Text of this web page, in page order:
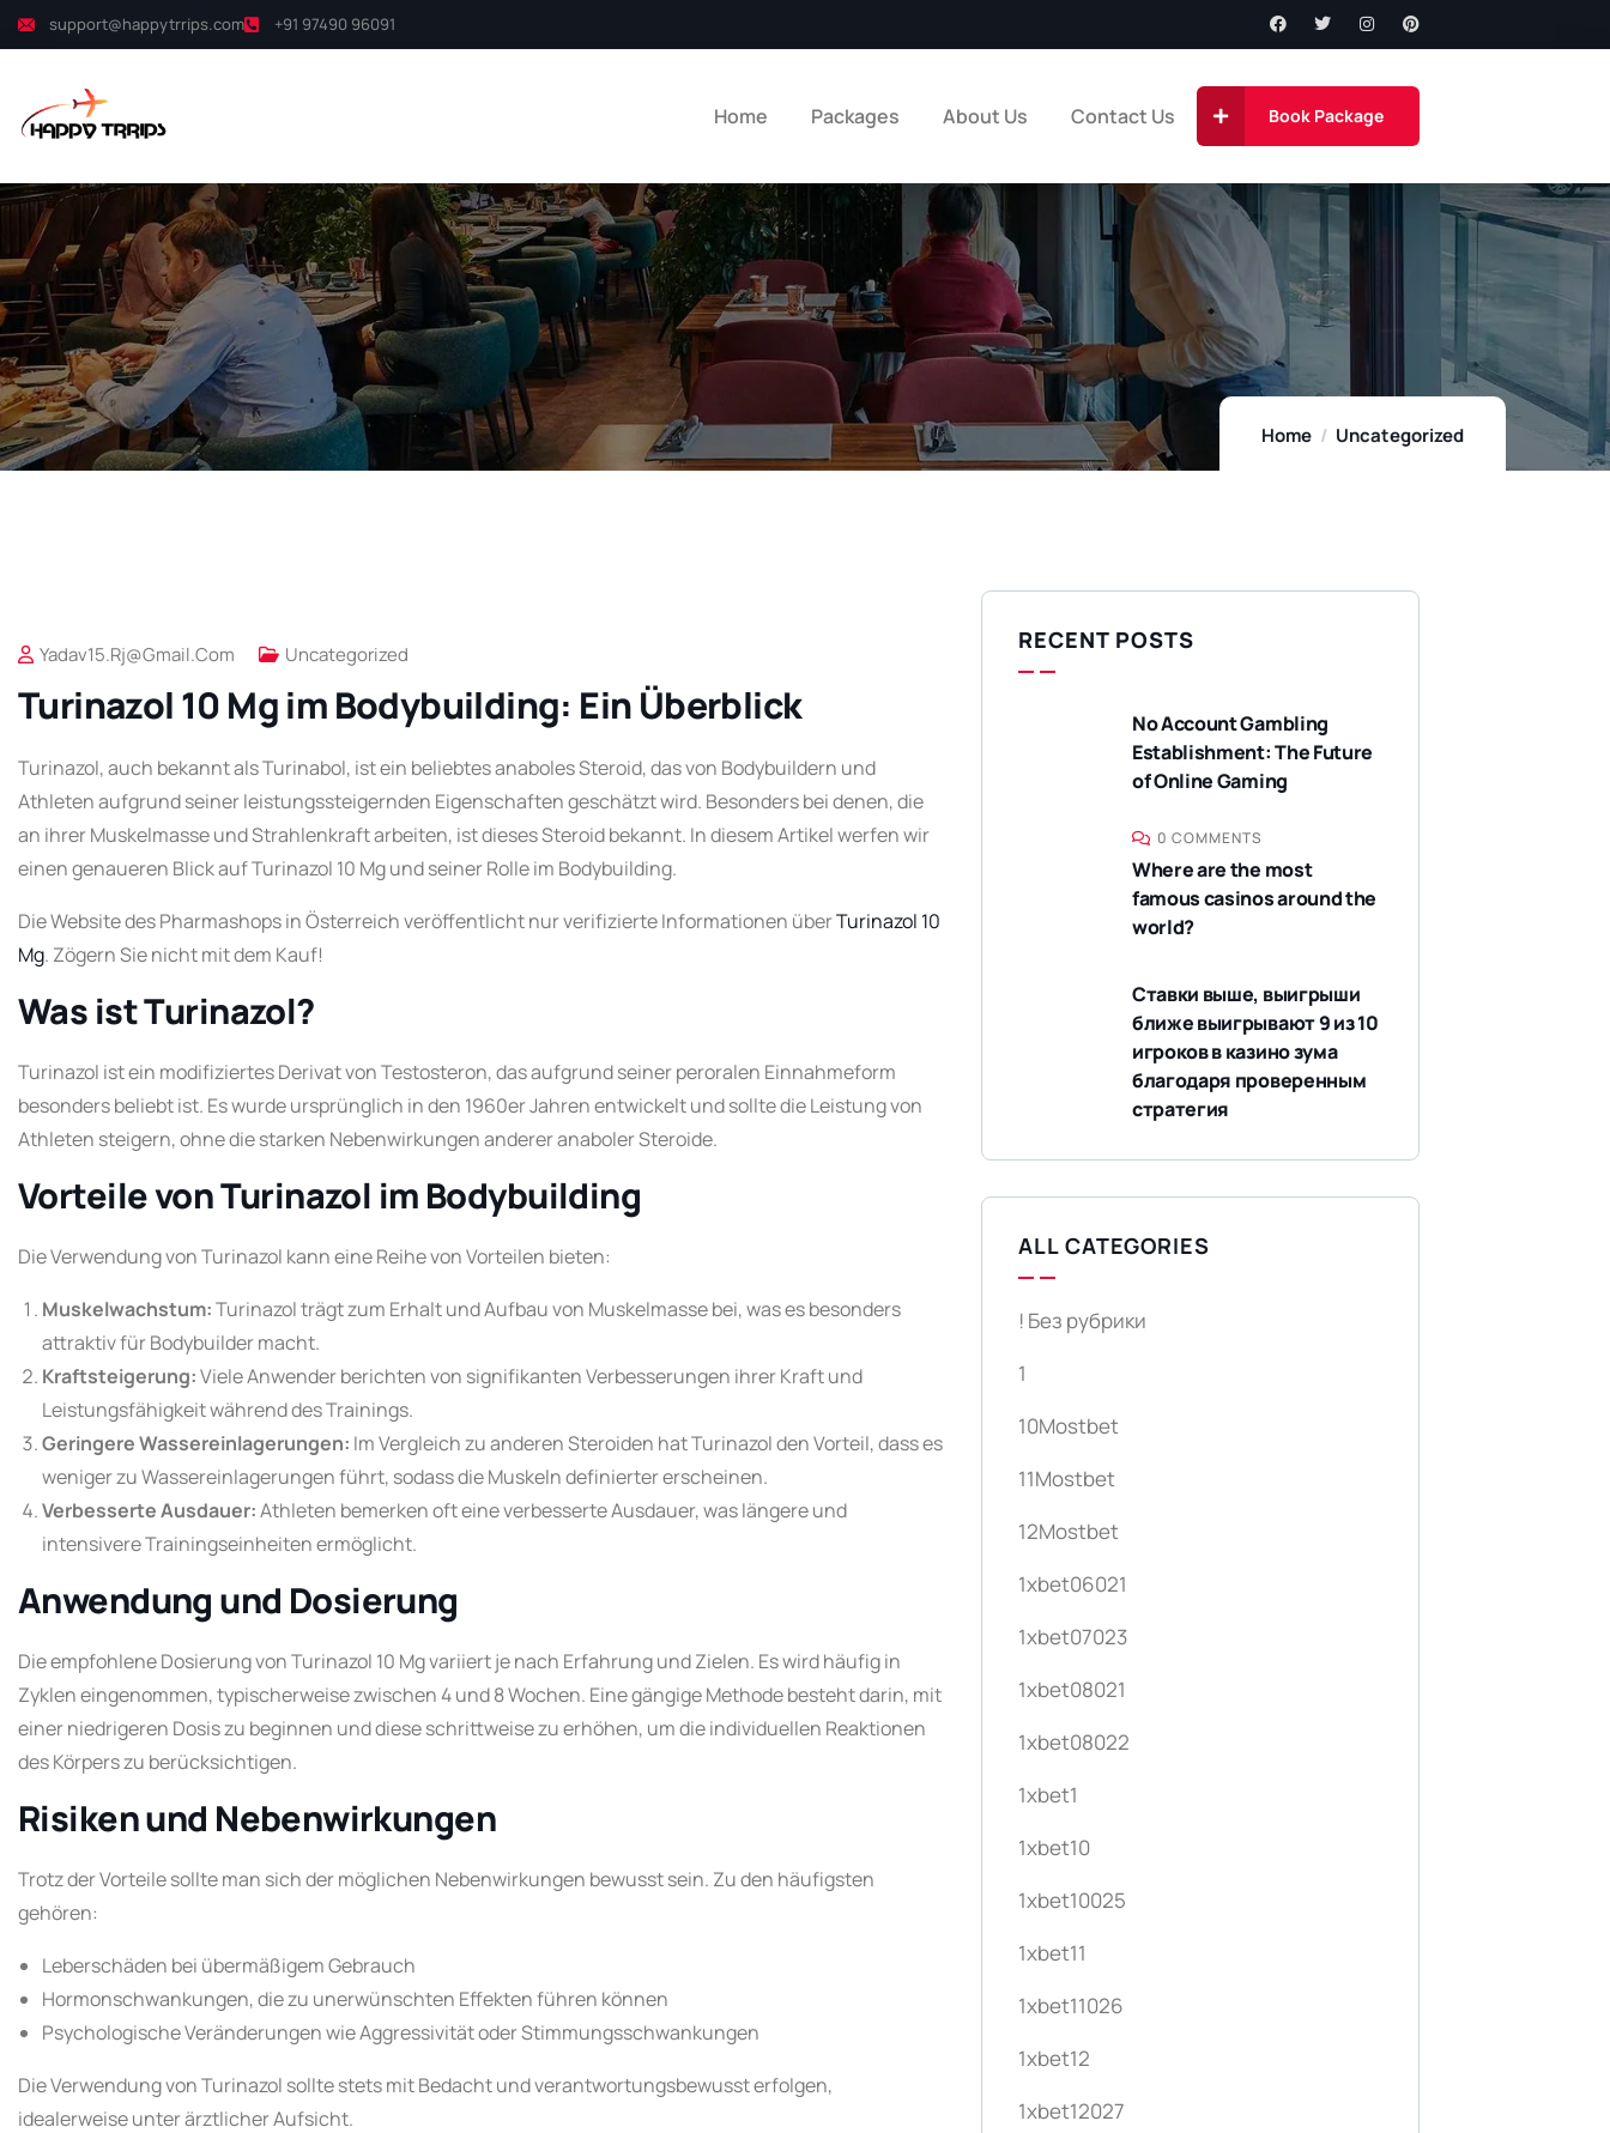
support@happytrrips.com +91 97490 96091
Home Packages About Us Contact Us Book Package
Home Uncategorized
Yadav15.rj@gmail.com Uncategorized
Turinazol 10 Mg im Bodybuilding: Ein Überblick
Turinazol, auch bekannt als Turinabol, ist ein beliebtes anaboles Steroid, das von Bodybuildern und
Athleten aufgrund seiner leistungssteigernden Eigenschaften geschätzt wird. Besonders bei denen, die
an ihrer Muskelmasse und Strahlenkraft arbeiten, ist dieses Steroid bekannt. In diesem Artikel werfen wir
einen genaueren Blick auf Turinazol 10 Mg und seiner Rolle im Bodybuilding.
Die Website des Pharmashops in Österreich veröffentlicht nur verifizierte Informationen überTurinazol 10
Mg. Zögern Sie nicht mit dem Kauf!
Was ist Turinazol?
Turinazol ist ein modifiziertes Derivat von Testosteron, das aufgrund seiner peroralen Einnahmeform
besonders beliebt ist. Es wurde ursprünglich in den 1960er Jahren entwickelt und sollte die Leistung von
Athleten steigern, ohne die starken Nebenwirkungen anderer anaboler Steroide.
Vorteile von Turinazol im Bodybuilding
Die Verwendung von Turinazol kann eine Reihe von Vorteilen bieten:
Muskelwachstum:Turinazol trägt zum Erhalt und Aufbau von Muskelmasse bei, was es besonders
attraktiv für Bodybuilder macht.
Kraftsteigerung:Viele Anwender berichten von signifikanten Verbesserungen ihrer Kraft und
Leistungsfähigkeit während des Trainings.
Geringere Wassereinlagerungen: Im Vergleich zu anderen Steroiden hat Turinazol den Vorteil, dass es
weniger zu Wassereinlagerungen führt, sodass die Muskeln definierter erscheinen.
Verbesserte Ausdauer:Athleten bemerken oft eine verbesserte Ausdauer, was längere und
intensivere Trainingseinheiten ermöglicht.
Anwendung und Dosierung
Die empfohlene Dosierung von Turinazol 10 Mg variiert je nach Erfahrung und Zielen. Es wird häufig in
Zyklen eingenommen, typischerweise zwischen 4 und 8 Wochen. Eine gängige Methode besteht darin, mit
einer niedrigeren Dosis zu beginnen und diese schrittweise zu erhöhen, um die individuellen Reaktionen
des Körpers zu berücksichtigen.
Risiken und Nebenwirkungen
Trotz der Vorteile sollte man sich der möglichen Nebenwirkungen bewusst sein. Zu den häufigsten
gehören:
Leberschäden bei übermäßigem Gebrauch
Hormonschwankungen, die zu unerwünschten Effekten führen können
Psychologische Veränderungen wie Aggressivität oder Stimmungsschwankungen
Die Verwendung von Turinazol sollte stets mit Bedacht und verantwortungsbewusst erfolgen,
idealerweise unter ärztlicher Aufsicht.
RECENT POSTS
No Account Gambling
Establishment: The Future
of Online Gaming
0 COMMENTS
Where are the most
famous casinos around the
world?
Ставки выше, выигрыши
ближе выигрывают 9 из 10
игроков в казино зума
благодаря проверенным
стратегия
ALL CATEGORIES
! Без рубрики
1
10Mostbet
11Mostbet
12Mostbet
1xbet06021
1xbet07023
1xbet08021
1xbet08022
1xbet1
1xbet10
1xbet10025
1xbet11
1xbet11026
1xbet12
1xbet12027